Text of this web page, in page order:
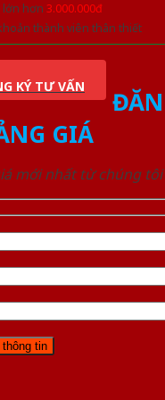
lớn hơn 3.000.000đ
thành viên thân thiết
KÝ TƯ VẤN
GIÁ
mới nhất từ chúng tôi